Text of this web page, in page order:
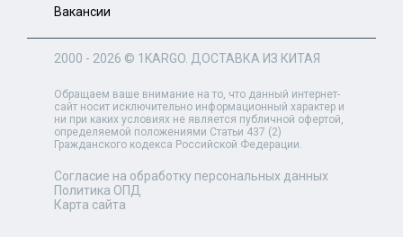
Вакансии
2000 - 2026 © 1KARGO . ДОСТАВКА ИЗ КИТАЯ
Обращаем ваше внимание на то, что данный интернет-
сайт носит исключительно информационный характер и
ни при каких условиях не является публичной офертой,
определяемой положениями Статьи 437 (2)
Гражданского кодекса Российской Федерации.
Согласие на обработку персональных данных
Политика ОПД
Карта сайта